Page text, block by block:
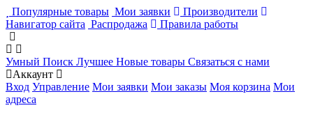
Популярные товары Мои заявки
Производители
Навигатор сайта Распродажа Правила работы
Умный Поиск Лучшее Новые товары Связаться с нами
Аккаунт
Вход Управление Мои заявки Мои заказы Моя корзина Мои
адреса